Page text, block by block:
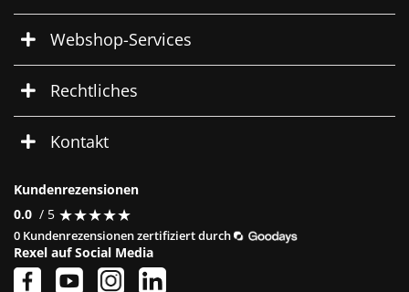
Webshop-Services
Rechtliches
Kontakt
Kundenrezensionen
0.0 / 5 ★★★★★
★★★★★
0 Kundenrezensionen zertifiziert durch
Rexel auf Social Media